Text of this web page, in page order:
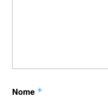
Nome *